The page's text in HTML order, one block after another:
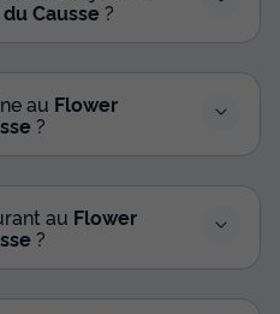
Causse ?
au Flower
?
au Flower
?